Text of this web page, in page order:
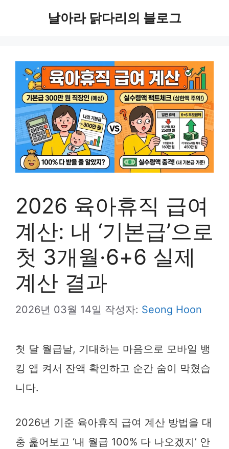
날아라 닭다리의 블로그
2026 육아휴직 급여
계산: 내 ‘기본급’으로
첫 3개월·6+6 실제
계산 결과
2026년 03월 14일 작성자: Seong Hoon
첫 달 월급날, 기대하는 마음으로 모바일 뱅
킹 앱 켜서 잔액 확인하고 순간 숨이 막혔습
니다.
2026년 기준 육아휴직 급여 계산 방법을 대
충 훑어보고 ‘내 월급 100% 다 나오겠지’ 안